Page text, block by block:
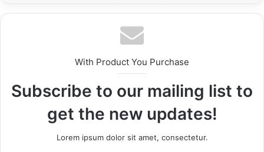
With Product You Purchase
Subscribe to our mailing list to
get the new updates!
Lorem ipsum dolor sit amet, consectetur.